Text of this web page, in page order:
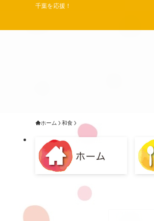
千葉を応援！
ホーム 和食